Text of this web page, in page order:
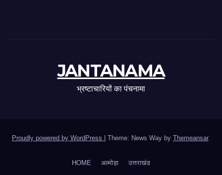
JANTANAMA
भ्रष्टाचारियों का पंचनामा
Proudly powered by WordPress Theme: News Way by Themeansar.
HOME अल्मोड़ा उत्तराखंड